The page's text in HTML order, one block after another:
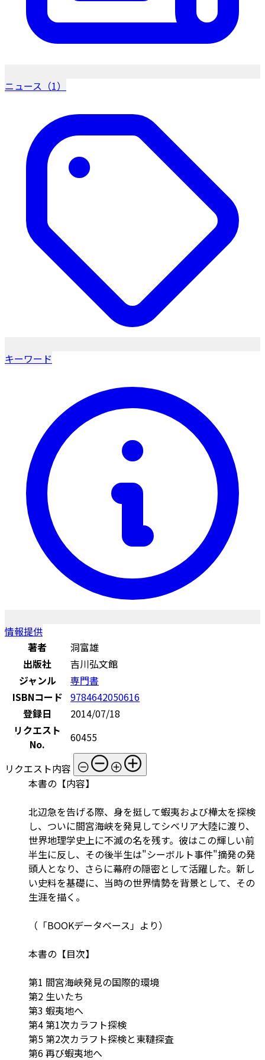
ニュース（1）
キーワード
情報提供
著者
洞富雄
出版社
吉川弘文館
ジャンル
専門書
ISBNコード 9784642050616
登録日
2014/07/18
リクエスト
No.
60455
リクエスト内容
本書の【内容】
北辺急を告げる際、身を挺して蝦夷および樺太を探検
し、ついに間宮海峡を発見してシベリア大陸に渡り、
世界地理学史上に不滅の名を残す。彼はこの輝しい前
半生に反し、その後半生は"シーボルト事件"摘発の発
頭人となり、さらに幕府の隠密として活躍した。新し
い史料を基礎に、当時の世界情勢を背景として、その
生涯を描く。
（「BOOKデータベース」より）
本書の【目次】
第1 間宮海峡発見の国際的環境
第2 生いたち
第3 蝦夷地へ
第4 第1次カラフト探検
第5 第2次カラフト探検と東韃探査
第6 再び蝦夷地へ